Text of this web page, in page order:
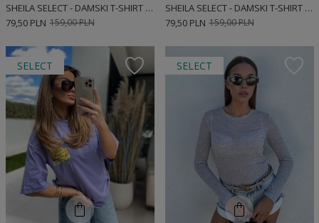
SHEILA SELECT - DAMSKI T-SHIRT RÓŻOWY 'ALGERIA PINK'
159,00 PLN
79,50 PLN
SHEILA SELECT - DAMSKI T-SHIRT ZIELONY 'ALGERIA GREEN'
159,00 PLN
79,50 PLN
SELECT SELECT